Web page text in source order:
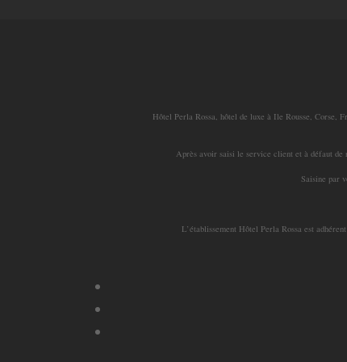
Hôtel Perla Rossa, hôtel de luxe à Ile Rousse, Corse,
Après avoir saisi le service client et à défaut de
Saisine par
L’établissement Hôtel Perla Rossa est